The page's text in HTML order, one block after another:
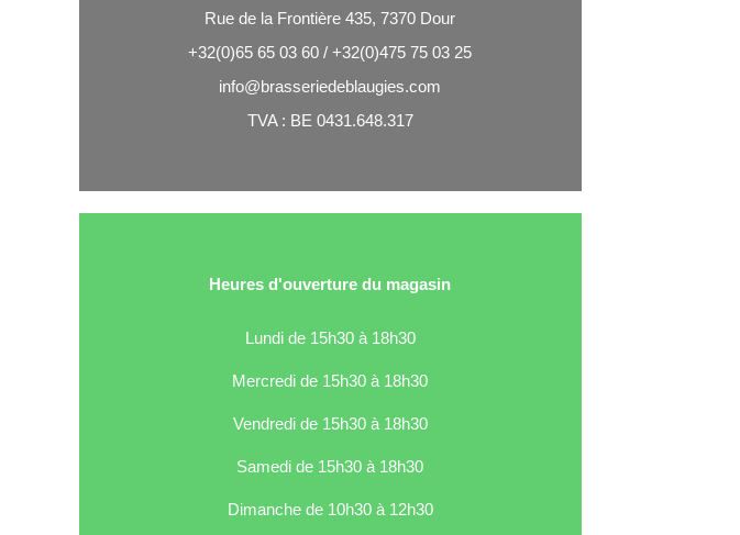
Rue de la Frontière 435, 7370 Dour
+32(0)65 65 03 60 / +32(0)475 75 03 25
info@brasseriedeblaugies.com
TVA : BE 0431.648.317
Heures d'ouverture du magasin
Lundi de 15h30 à 18h30
Mercredi de 15h30 à 18h30
Vendredi de 15h30 à 18h30
Samedi de 15h30 à 18h30
Dimanche de 10h30 à 12h30